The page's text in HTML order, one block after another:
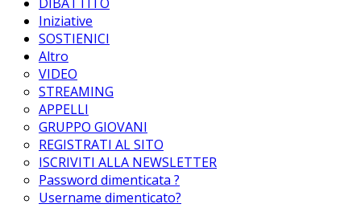
DIBATTITO
Iniziative
SOSTIENICI
Altro
VIDEO
STREAMING
APPELLI
GRUPPO GIOVANI
REGISTRATI AL SITO
ISCRIVITI ALLA NEWSLETTER
Password dimenticata ?
Username dimenticato?